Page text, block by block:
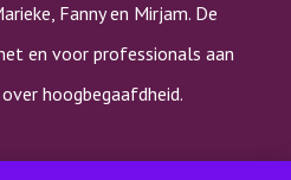
Fanny en Mirjam. De
en voor professionals aan
hoogbegaafdheid.